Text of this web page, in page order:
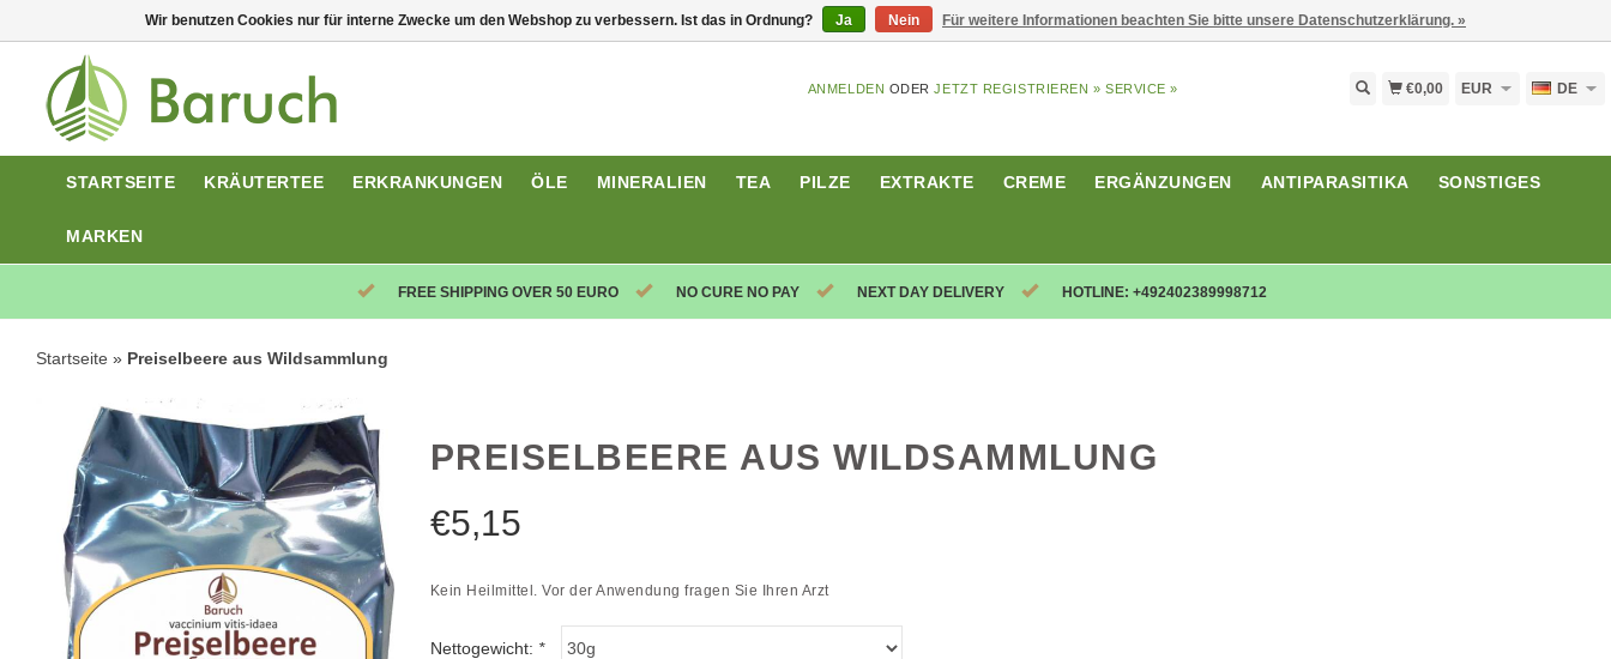
ANMELDEN ODERJETZT REGISTRIEREN » SERVICE » €0,00 EUR DE
STARTSEITE KRÄUTERTEE ERKRANKUNGEN ÖLE MINERALIEN TEA PILZE EXTRAKTE CREME ERGÄNZUNGEN ANTIPARASITIKA SONSTIGES
MARKEN
FREE SHIPPING OVER 50 EURO NO CURE NO PAY NEXT DAY DELIVERY HOTLINE: +492402389998712
Startseite » Preiselbeere aus Wildsammlung
PREISELBEERE AUS WILDSAMMLUNG
€5,15
Kein Heilmittel. Vor der Anwendung fragen Sie Ihren Arzt
Nettogewicht: *
Wir benutzen Cookies nur für interne Zwecke um den Webshop zu verbessern. Ist das in Ordnung? Ja Nein Für weitere Informationen beachten Sie bitte unsere Datenschutzerklärung. »